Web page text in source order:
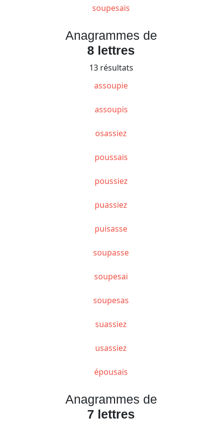
soupesais
Anagrammes de
8 lettres
13 résultats
assoupie
assoupis
osassiez
poussais
poussiez
puassiez
puisasse
soupasse
soupesai
soupesas
suassiez
usassiez
épousais
Anagrammes de
7 lettres